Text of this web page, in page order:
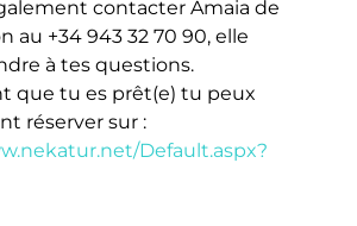
contacter Amaia de
au +34 943 32 70 90, elle
à tes questions.
que tu es prêt(e) tu peux
réserver sur :
Default.aspx?